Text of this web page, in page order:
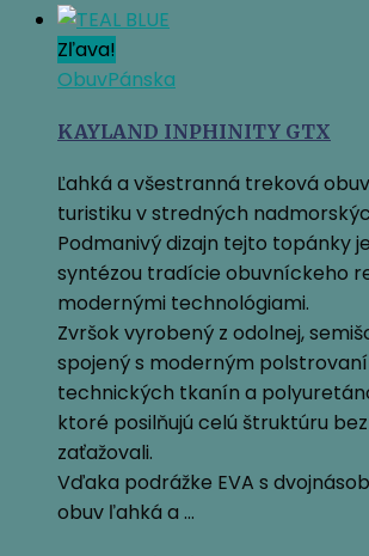
Zľava!
ObuvPánska
KAYLAND INPHINITY GTX
Ľahká a všestranná treková
turistiku v stredných
Podmanivý dizajn tejto topánky
syntézou tradície obuvníckeho
modernými technológiami.
Zvršok vyrobený z odolnej,
spojený s moderným
technických tkanín a
ktoré posilňujú celú štruktúru
zaťažovali.
Vďaka podrážke EVA s
obuv ľahká a …